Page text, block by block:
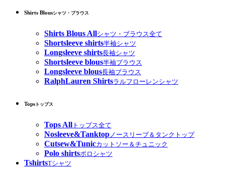
Shirts Blousシャツ・ブラウス
Shirts Blous Allシャツ・ブラウス全て
Shortsleeve shirts半袖シャツ
Longsleeve shirts長袖シャツ
Shortsleeve blous半袖ブラウス
Longsleeve blous長袖ブラウス
RalphLauren Shirtsラルフローレンシャツ
Tops トップス
Tops All トップス全て
Nosleeve&Tanktopノースリーブ＆タンクトップ
Cutsew&Tunicカットソー＆チュニック
Polo shirtsポロシャツ
TshirtsTシャツ